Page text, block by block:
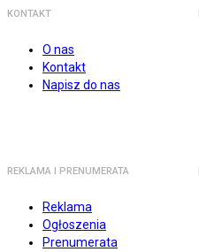
KONTAKT
O nas
Kontakt
Napisz do nas
REKLAMA I PRENUMERATA
Reklama
Ogłoszenia
Prenumerata